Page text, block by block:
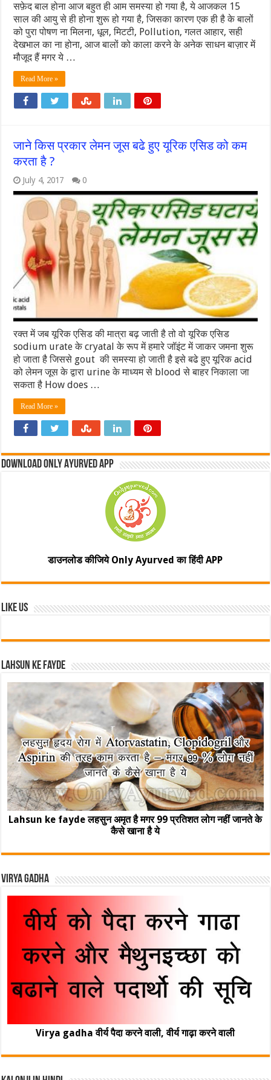
सफ़ेद बाल होना आज बहुत ही आम समस्या हो गया है, ये आजकल 15
साल की आयु से ही होना शुरू हो गया है, जिसका कारण एक ही है के बालों
को पुरा पोषण ना मिलना, धूल, मिटटी, Pollution, गलत आहार, सही
देखभाल का ना होना, आज बालों को काला करने के अनेक साधन बाज़ार में
मौजूद हैं मगर ये …
Read More »
जाने किस प्रकार लेमन जूस बढे हुए यूरिक एसिड को कम
करता है ?
July 4, 2017 0
रक्त में जब यूरिक एसिड की मात्रा बढ़ जाती है तो वो यूरिक एसिड
sodium urate के cryatal के रूप में हमारे जॉइंट में जाकर जमना शुरू
हो जाता है जिससे gout की समस्या हो जाती है इसे बढे हुए यूरिक acid
को लेमन जूस के द्वारा urine के माध्यम से blood से बाहर निकाला जा
सकता है How does …
Read More »
Download Only Ayurved App
डाउनलोड कीजिये Only Ayurved का हिंदी APP
Like Us
Lahsun ke fayde
Lahsun ke fayde लहसुन अमृत है मगर 99 प्रतिशत लोग नहीं जानते के
कैसे खाना है ये
Virya Gadha
Virya gadha वीर्य पैदा करने वाली, वीर्य गाढ़ा करने वाली